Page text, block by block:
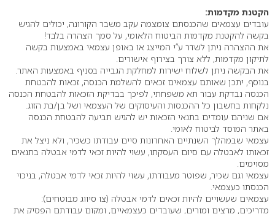
הקטנת מקדמות:
עובדים עצמאים שהכנסתם צומצמה עקב משבר הקורונה, יכולים להגיש
בקשה להקטנת מקדמות הביטוח הלאומי, על סמך הצהרה בלבד!
את ההצהרה ניתן לשדר ע”י המייצג או באופן עצמאי באמצעות בקשה
לתיקון מקדמות, ללא צורך בצירוף אישורים.
את הבקשה ניתן לשלוח ישירות למחלקת הגבייה בסניף באמצעות האתר.
בנוסף, יתכן שאותם עצמאים זכאים להשלמת הכנסה, זכאות להבטחת
הכנסה נבדקת עבור תא משפחתי, לפיכך בבדיקת הזכאות להבטחת הכנסה
נלקחות בחשבון כל ההכנסות והעיסוקים של העצמאי ושל בן/בת הזוג.
אם שניהם עומדים בתנאי הזכאות יש להגיש תביעה להבטחת הכנסה
באתר המוסד לביטוח לאומי.
עצמאי שבמהלך השנתיים האחרונות סיים עבודתו כשכיר, ולא ניצל את
זכאותו לאבטלה עם סיום העסקתו, עשוי להיות זכאי לדמי אבטלה בתנאים
מסוימים.
עצמאי וגם שכיר, שפוטר מעבודתו, עשוי להיות זכאי לדמי אבטלה, בניכוי
הכנסתו כעצמאי.
עצמאים שעשויים להיות זכאים לדמי אבטלה (צו סיווג מבוטחים):
מדריכים, מרצים ומורים, שעובדים כעצמאיים, ומקום עבודתם הפסיק את